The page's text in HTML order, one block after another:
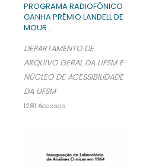
PROGRAMA RADIOFÔNICO
GANHA PRÊMIO LANDELL DE
MOUR...
DEPARTAMENTO DE
ARQUIVO GERAL DA UFSM E
NÚCLEO DE ACESSIBILIDADE
DA UFSM
1281 Acessos